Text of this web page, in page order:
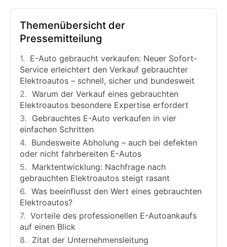
Themenübersicht der
Pressemitteilung
E-Auto gebraucht verkaufen: Neuer Sofort-
Service erleichtert den Verkauf gebrauchter
Elektroautos – schnell, sicher und bundesweit
Warum der Verkauf eines gebrauchten
Elektroautos besondere Expertise erfordert
Gebrauchtes E-Auto verkaufen in vier
einfachen Schritten
Bundesweite Abholung – auch bei defekten
oder nicht fahrbereiten E-Autos
Marktentwicklung: Nachfrage nach
gebrauchten Elektroautos steigt rasant
Was beeinflusst den Wert eines gebrauchten
Elektroautos?
Vorteile des professionellen E-Autoankaufs
auf einen Blick
Zitat der Unternehmensleitung